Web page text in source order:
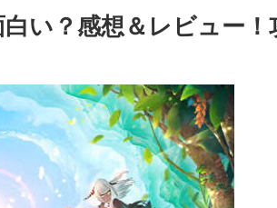
い？感想＆レビュー